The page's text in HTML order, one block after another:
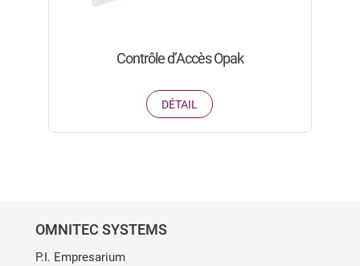
Contrôle d’Accès Opak
DÉTAIL
OMNITEC SYSTEMS
P.I. Empresarium